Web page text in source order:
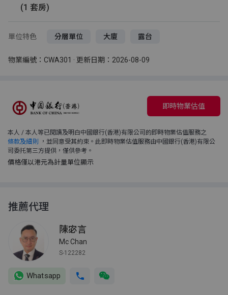
(1 套房)
單位特色 分層單位 大廈 露台
物業編號：CWA301 · 更新日期：2026-08-09
即時物業估值
本人 / 本人等已閱讀及明白中國銀行(香港)有限公司的即時物業估值服務之
條款及細則
，並同意受其約束。此即時物業估值服務由中國銀行(香港)有限公
司委托第三方提供，僅供參考。
價格僅以港元為計量單位顯示
推薦代理
陳宓言
Mc Chan
S-122282
Whatsapp